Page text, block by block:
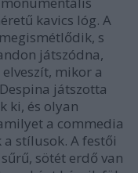
kavics lóg. A
s
játszódna,
mikor a
játszotta
ki, és olyan
a commedia
stílusok. A festői
sötét erdő van